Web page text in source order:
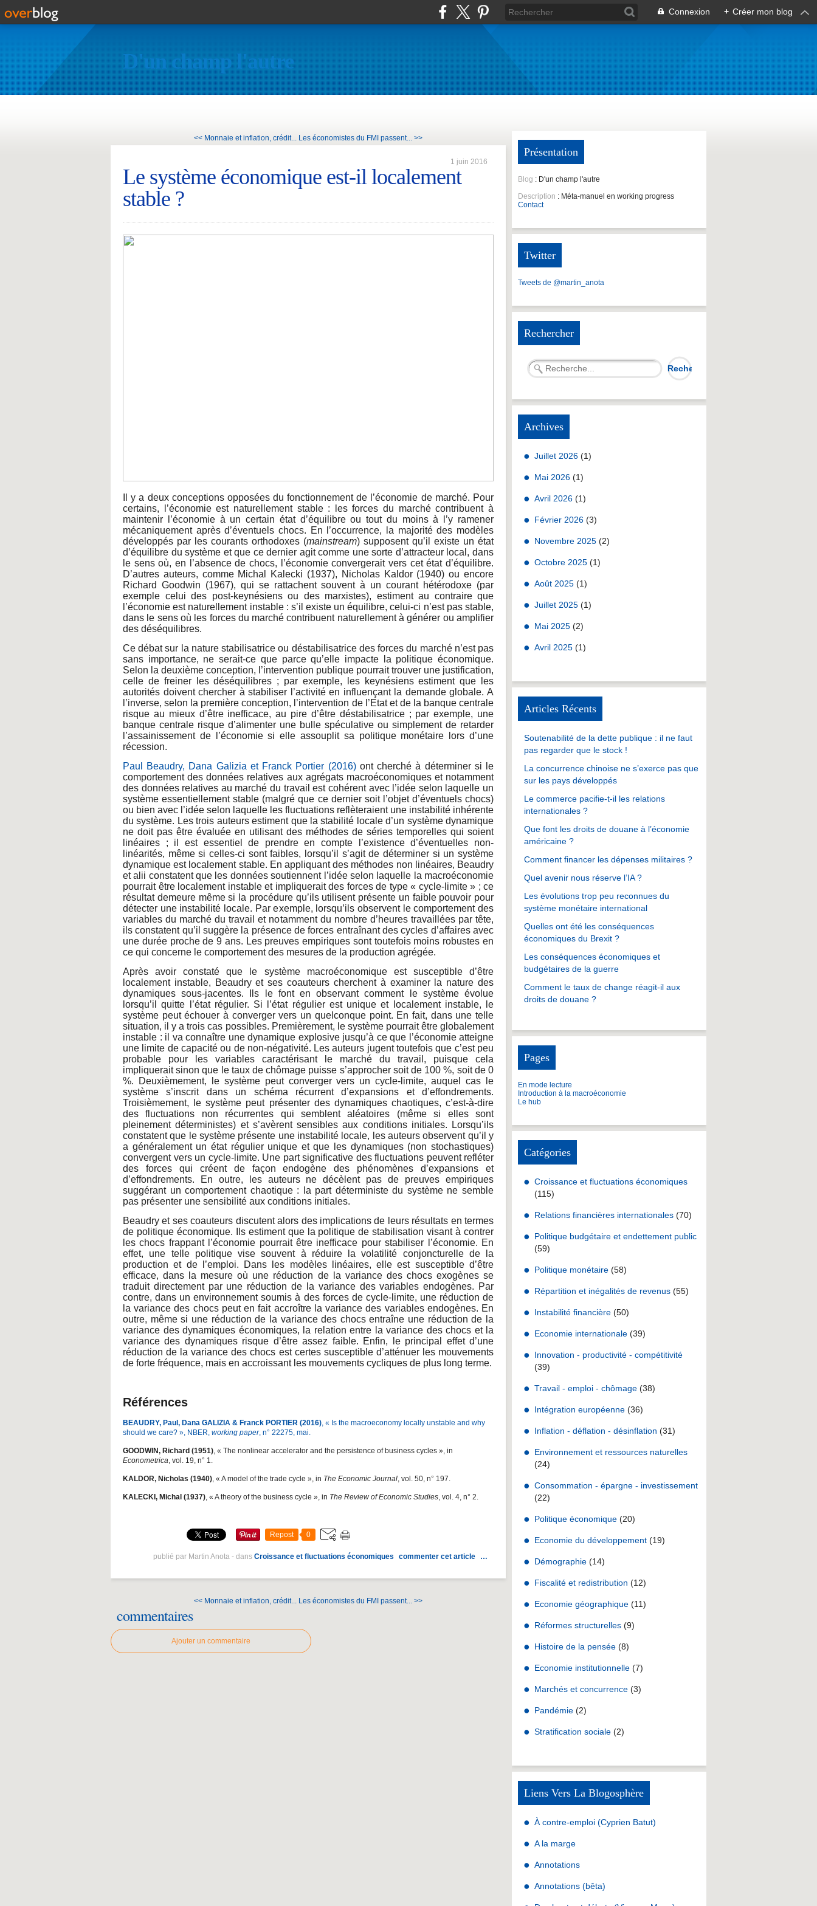
Connexion + Créer mon blog
D'un champ l'autre
<< Monnaie et inflation, crédit... Les économistes du FMI passent... >>
1 juin 2016
Le système économique est-il localement
stable ?
Il y a deux conceptions opposées du fonctionnement de l’économie de marché. Pour
certains, l’économie est naturellement stable : les forces du marché contribuent à
maintenir l’économie à un certain état d’équilibre ou tout du moins à l’y ramener
mécaniquement après d’éventuels chocs. En l’occurrence, la majorité des modèles
développés par les courants orthodoxes (mainstream) supposent qu’il existe un état
d’équilibre du système et que ce dernier agit comme une sorte d’attracteur local, dans
le sens où, en l’absence de chocs, l’économie convergerait vers cet état d’équilibre.
D’autres auteurs, comme Michal Kalecki (1937), Nicholas Kaldor (1940) ou encore
Richard Goodwin (1967), qui se rattachent souvent à un courant hétérodoxe (par
exemple celui des post-keynésiens ou des marxistes), estiment au contraire que
l’économie est naturellement instable : s’il existe un équilibre, celui-ci n’est pas stable,
dans le sens où les forces du marché contribuent naturellement à générer ou amplifier
des déséquilibres.
Ce débat sur la nature stabilisatrice ou déstabilisatrice des forces du marché n’est pas
sans importance, ne serait-ce que parce qu’elle impacte la politique économique.
Selon la deuxième conception, l’intervention publique pourrait trouver une justification,
celle de freiner les déséquilibres ; par exemple, les keynésiens estiment que les
autorités doivent chercher à stabiliser l’activité en influençant la demande globale. A
l’inverse, selon la première conception, l’intervention de l’Etat et de la banque centrale
risque au mieux d’être inefficace, au pire d’être déstabilisatrice ; par exemple, une
banque centrale risque d’alimenter une bulle spéculative ou simplement de retarder
l’assainissement de l’économie si elle assouplit sa politique monétaire lors d’une
récession.
Paul Beaudry, Dana Galizia et Franck Portier (2016) ont cherché à déterminer si le
comportement des données relatives aux agrégats macroéconomiques et notamment
des données relatives au marché du travail est cohérent avec l’idée selon laquelle un
système essentiellement stable (malgré que ce dernier soit l’objet d’éventuels chocs)
ou bien avec l’idée selon laquelle les fluctuations reflèteraient une instabilité inhérente
du système. Les trois auteurs estiment que la stabilité locale d’un système dynamique
ne doit pas être évaluée en utilisant des méthodes de séries temporelles qui soient
linéaires ; il est essentiel de prendre en compte l’existence d’éventuelles non-
linéarités, même si celles-ci sont faibles, lorsqu’il s’agit de déterminer si un système
dynamique est localement stable. En appliquant des méthodes non linéaires, Beaudry
et alii constatent que les données soutiennent l’idée selon laquelle la macroéconomie
pourrait être localement instable et impliquerait des forces de type « cycle-limite » ; ce
résultat demeure même si la procédure qu’ils utilisent présente un faible pouvoir pour
détecter une instabilité locale. Par exemple, lorsqu’ils observent le comportement des
variables du marché du travail et notamment du nombre d’heures travaillées par tête,
ils constatent qu’il suggère la présence de forces entraînant des cycles d’affaires avec
une durée proche de 9 ans. Les preuves empiriques sont toutefois moins robustes en
ce qui concerne le comportement des mesures de la production agrégée.
Après avoir constaté que le système macroéconomique est susceptible d’être
localement instable, Beaudry et ses coauteurs cherchent à examiner la nature des
dynamiques sous-jacentes. Ils le font en observant comment le système évolue
lorsqu’il quitte l’état régulier. Si l’état régulier est unique et localement instable, le
système peut échouer à converger vers un quelconque point. En fait, dans une telle
situation, il y a trois cas possibles. Premièrement, le système pourrait être globalement
instable : il va connaître une dynamique explosive jusqu’à ce que l’économie atteigne
une limite de capacité ou de non-négativité. Les auteurs jugent toutefois que c’est peu
probable pour les variables caractérisant le marché du travail, puisque cela
impliquerait sinon que le taux de chômage puisse s’approcher soit de 100 %, soit de 0
%. Deuxièmement, le système peut converger vers un cycle-limite, auquel cas le
système s’inscrit dans un schéma récurrent d’expansions et d’effondrements.
Troisièmement, le système peut présenter des dynamiques chaotiques, c’est-à-dire
des fluctuations non récurrentes qui semblent aléatoires (même si elles sont
pleinement déterministes) et s’avèrent sensibles aux conditions initiales. Lorsqu’ils
constatent que le système présente une instabilité locale, les auteurs observent qu’il y
a généralement un état régulier unique et que les dynamiques (non stochastiques)
convergent vers un cycle-limite. Une part significative des fluctuations peuvent refléter
des forces qui créent de façon endogène des phénomènes d’expansions et
d’effondrements. En outre, les auteurs ne décèlent pas de preuves empiriques
suggérant un comportement chaotique : la part déterministe du système ne semble
pas présenter une sensibilité aux conditions initiales.
Beaudry et ses coauteurs discutent alors des implications de leurs résultats en termes
de politique économique. Ils estiment que la politique de stabilisation visant à contrer
les chocs frappant l’économie pourrait être inefficace pour stabiliser l’économie. En
effet, une telle politique vise souvent à réduire la volatilité conjoncturelle de la
production et de l’emploi. Dans les modèles linéaires, elle est susceptible d’être
efficace, dans la mesure où une réduction de la variance des chocs exogènes se
traduit directement par une réduction de la variance des variables endogènes. Par
contre, dans un environnement soumis à des forces de cycle-limite, une réduction de
la variance des chocs peut en fait accroître la variance des variables endogènes. En
outre, même si une réduction de la variance des chocs entraîne une réduction de la
variance des dynamiques économiques, la relation entre la variance des chocs et la
variance des dynamiques risque d’être assez faible. Enfin, le principal effet d’une
réduction de la variance des chocs est certes susceptible d’atténuer les mouvements
de forte fréquence, mais en accroissant les mouvements cycliques de plus long terme.
Références
BEAUDRY, Paul, Dana GALIZIA & Franck PORTIER (2016), « Is the macroeconomy locally unstable and why
should we care? », NBER, working paper, n° 22275, mai.
GOODWIN, Richard (1951), « The nonlinear accelerator and the persistence of business cycles », in
Econometrica, vol. 19, n° 1.
KALDOR, Nicholas (1940), « A model of the trade cycle », in The Economic Journal, vol. 50, n° 197.
KALECKI, Michal (1937), « A theory of the business cycle », in The Review of Economic Studies, vol. 4, n° 2.
Repost 0
publié par Martin Anota - dans Croissance et fluctuations économiques commenter cet article …
<< Monnaie et inflation, crédit... Les économistes du FMI passent... >>
commentaires
Ajouter un commentaire
Présentation
Blog : D'un champ l'autre
Description : Méta-manuel en working progress
Contact
Twitter
Tweets de @martin_anota
Rechercher
Archives
Juillet 2026 (1)
Mai 2026 (1)
Avril 2026 (1)
Février 2026 (3)
Novembre 2025 (2)
Octobre 2025 (1)
Août 2025 (1)
Juillet 2025 (1)
Mai 2025 (2)
Avril 2025 (1)
Articles Récents
Soutenabilité de la dette publique : il ne faut
pas regarder que le stock !
La concurrence chinoise ne s’exerce pas que
sur les pays développés
Le commerce pacifie-t-il les relations
internationales ?
Que font les droits de douane à l’économie
américaine ?
Comment financer les dépenses militaires ?
Quel avenir nous réserve l’IA ?
Les évolutions trop peu reconnues du
système monétaire international
Quelles ont été les conséquences
économiques du Brexit ?
Les conséquences économiques et
budgétaires de la guerre
Comment le taux de change réagit-il aux
droits de douane ?
Pages
En mode lecture
Introduction à la macroéconomie
Le hub
Catégories
Croissance et fluctuations économiques
(115)
Relations financières internationales (70)
Politique budgétaire et endettement public
(59)
Politique monétaire (58)
Répartition et inégalités de revenus (55)
Instabilité financière (50)
Economie internationale (39)
Innovation - productivité - compétitivité
(39)
Travail - emploi - chômage (38)
Intégration européenne (36)
Inflation - déflation - désinflation (31)
Environnement et ressources naturelles
(24)
Consommation - épargne - investissement
(22)
Politique économique (20)
Economie du développement (19)
Démographie (14)
Fiscalité et redistribution (12)
Economie géographique (11)
Réformes structurelles (9)
Histoire de la pensée (8)
Economie institutionnelle (7)
Marchés et concurrence (3)
Pandémie (2)
Stratification sociale (2)
Liens Vers La Blogosphère
À contre-emploi (Cyprien Batut)
A la marge
Annotations
Annotations (bêta)